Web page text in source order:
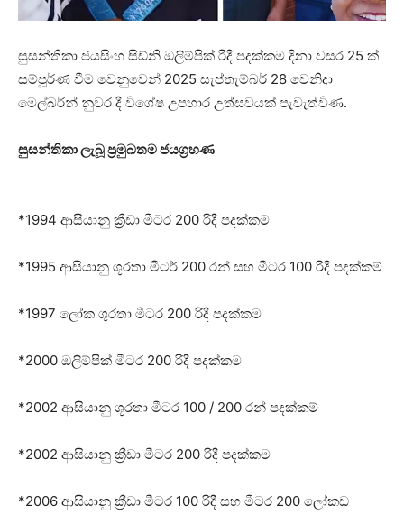
සුසන්තිකා ජයසිංහ සිඩ්නි ඔලිම්පික් රිදී පදක්කම දිනා වසර 25 ක්
සම්පූර්ණ වීම වෙනුවෙන් 2025 සැප්තැම්බර් 28 වෙනිදා
මෙල්බර්න් නුවර දී විශේෂ උපහාර උත්සවයක් පැවැත්විණ.
සුසන්තිකා ලැබූ ප්‍රමුඛතම ජයග්‍රහණ
*1994 ආසියානු ක්‍රීඩා මීටර 200 රිදී පදක්කම
*1995 ආසියානු ශූරතා මීටර් 200 රන් සහ මීටර 100 රිදී පදක්කම්
*1997 ලෝක ශුරතා මීටර 200 රිදී පදක්කම
*2000 ඔලිම්පික් මීටර 200 රිදී පදක්කම
*2002 ආසියානු ශූරතා මීටර 100 / 200 රන් පදක්කම්
*2002 ආසියානු ක්‍රීඩා මීටර 200 රිදී පදක්කම
*2006 ආසියානු ක්‍රීඩා මීටර 100 රිදී සහ මීටර 200 ලෝකඩ